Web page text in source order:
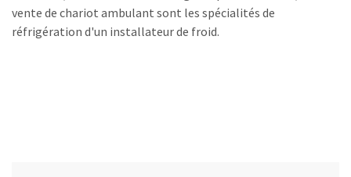
vente de chariot ambulant sont les spécialités de
réfrigération d'un installateur de froid.